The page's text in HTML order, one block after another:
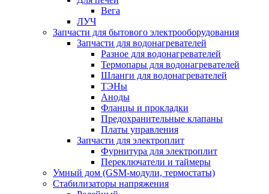
Вега
ЛУЧ
Запчасти для бытового электрооборудования
Запчасти для водонагревателей
Разное для водонагревателей
Термопары для водонагревателей
Шланги для водонагревателей
ТЭНы
Аноды
Фланцы и прокладки
Предохранительные клапаны
Платы управления
Запчасти для электроплит
Фурнитура для электроплит
Переключатели и таймеры
Умный дом (GSM-модули, термостаты)
Cтабилизаторы напряжения